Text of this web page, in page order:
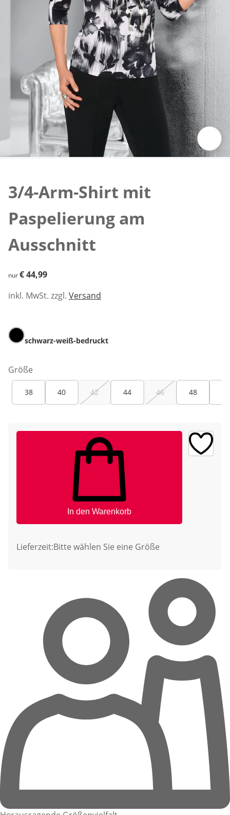
3/4-Arm-Shirt mit
Paspelierung am
Ausschnitt
€ 44,99
nur€ 44,99
inkl. MwSt. zzgl. Versand
schwarz-weiß-bedruckt
Größe
38 40 42 44 46 48
In den Warenkorb
Lieferzeit:Bitte wählen Sie eine Größe